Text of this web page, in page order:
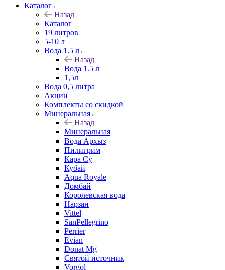
Каталог
Назад
Каталог
19 литров
5-10 л
Вода 1.5 л
Назад
Вода 1.5 л
1,5л
Вода 0,5 литра
Акции
Комплекты со скидкой
Минеральная
Назад
Минеральная
Вода Архыз
Пилигрим
Кара Су
Кубай
Aqua Royale
Домбай
Королевская вода
Нарзан
Vittel
SanPellegrino
Perrier
Evian
Donat Mg
Святой источник
Vorgol